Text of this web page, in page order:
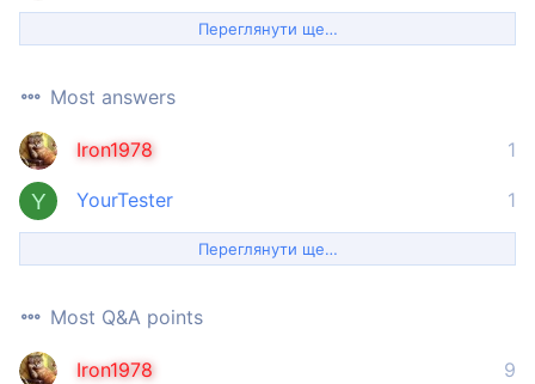
Переглянути ще…
Most answers
1
Iron1978
Y 1
YourTester
Переглянути ще…
Most Q&A points
9
Iron1978